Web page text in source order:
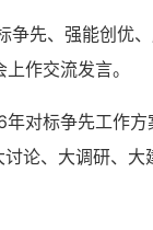
先、强能创优
作交流发言。
对标争先工作
论、大调研、